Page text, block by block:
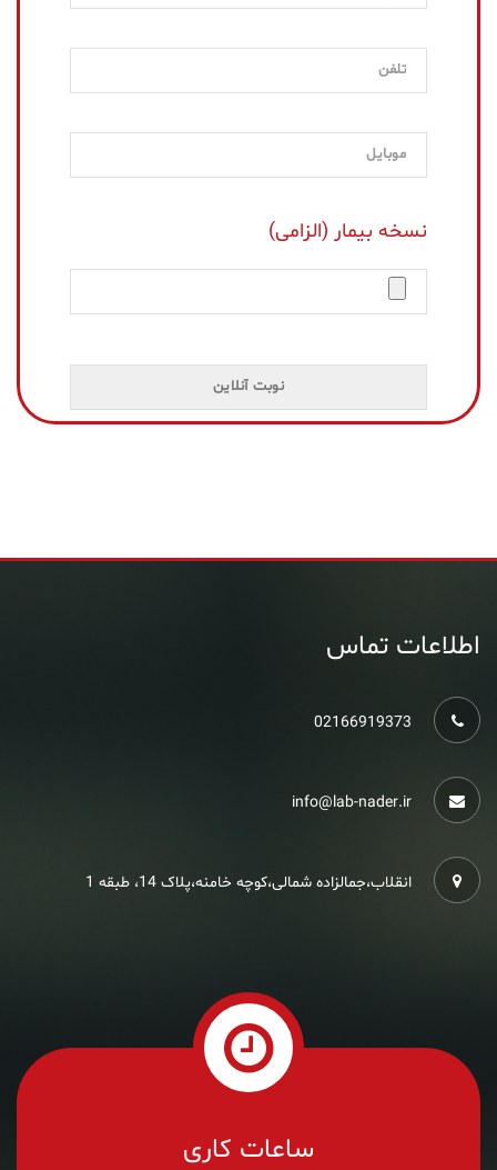
نسخه بیمار (الزامی)
اطلاعات تماس
02166919373
info@lab-nader.ir
انقلاب،جمالزاده شمالی،کوچه خامنه،پلاک 14، طبقه 1
ساعات کاری